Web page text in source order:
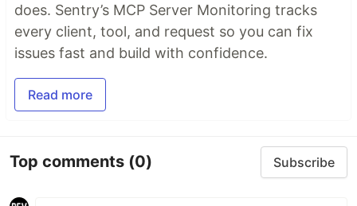
does. Sentry’s MCP Server Monitoring tracks
every client, tool, and request so you can fix
issues fast and build with confidence.
Read more
Top comments (0) Subscribe